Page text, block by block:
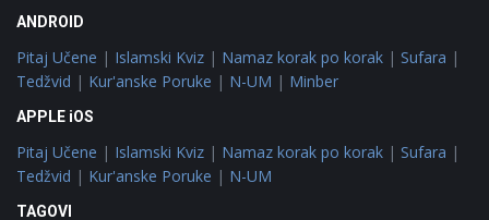
ANDROID
Pitaj Učene | Islamski Kviz | Namaz korak po korak | Sufara |
Tedžvid | Kur'anske Poruke | N-UM | Minber
APPLE iOS
Pitaj Učene | Islamski Kviz | Namaz korak po korak | Sufara |
Tedžvid | Kur'anske Poruke | N-UM
TAGOVI